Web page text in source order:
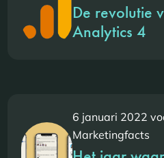
De revolutie
Analytics 4
6 januari 2022
Marketingfacts